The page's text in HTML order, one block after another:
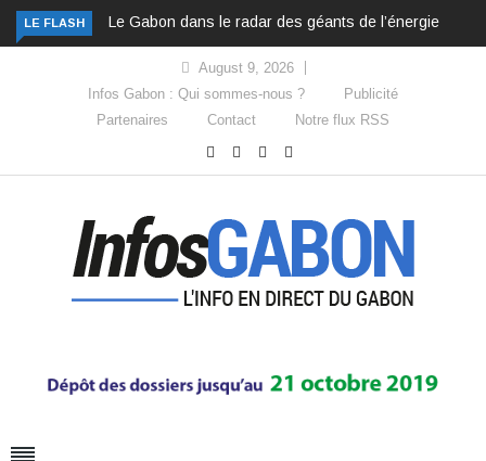
LE FLASH Le Gabon dans le radar des géants de l’énergie
August 9, 2026
Infos Gabon : Qui sommes-nous ?
Publicité
Partenaires
Contact Notre flux RSS